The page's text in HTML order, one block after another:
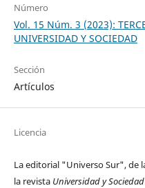
Número
Vol. 15 Núm. 3 (2023):
UNIVERSIDAD Y SOCIEDAD
Sección
Artículos
Licencia
La editorial "Universo Sur", de
la revista Universidad y Sociedad